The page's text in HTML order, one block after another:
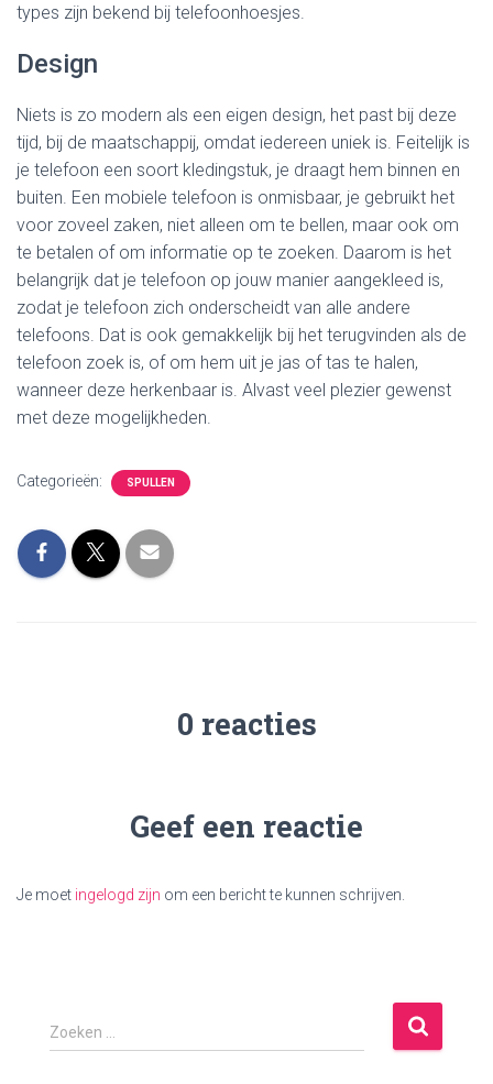
types zijn bekend bij telefoonhoesjes.
Design
Niets is zo modern als een eigen design, het past bij deze
tijd, bij de maatschappij, omdat iedereen uniek is. Feitelijk is
je telefoon een soort kledingstuk, je draagt hem binnen en
buiten. Een mobiele telefoon is onmisbaar, je gebruikt het
voor zoveel zaken, niet alleen om te bellen, maar ook om
te betalen of om informatie op te zoeken. Daarom is het
belangrijk dat je telefoon op jouw manier aangekleed is,
zodat je telefoon zich onderscheidt van alle andere
telefoons. Dat is ook gemakkelijk bij het terugvinden als de
telefoon zoek is, of om hem uit je jas of tas te halen,
wanneer deze herkenbaar is. Alvast veel plezier gewenst
met deze mogelijkheden.
Categorieën: SPULLEN
0 reacties
Geef een reactie
Je moet ingelogd zijn om een bericht te kunnen schrijven.
Z
o
Zoeken …